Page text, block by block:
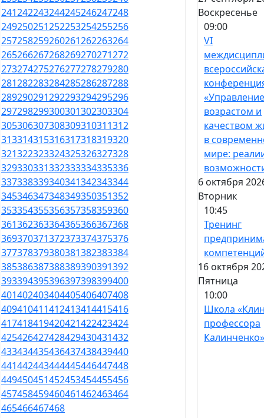
241242243244245246247248
249250251252253254255256
257258259260261262263264
265266267268269270271272
273274275276277278279280
281282283284285286287288
289290291292293294295296
297298299300301302303304
305306307308309310311312
313314315316317318319320
321322323324325326327328
329330331332333334335336
337338339340341342343344
345346347348349350351352
353354355356357358359360
361362363364365366367368
369370371372373374375376
377378379380381382383384
385386387388389390391392
393394395396397398399400
401402403404405406407408
409410411412413414415416
417418419420421422423424
425426427428429430431432
433434435436437438439440
441442443444445446447448
449450451452453454455456
457458459460461462463464
465466467468
Воскресенье
09:00
VI
возрастом и
качеством
в
мире:
6 октября
Вторник
10:45
Тренинг
16 октября
Пятница
10:00
Школа
профессора